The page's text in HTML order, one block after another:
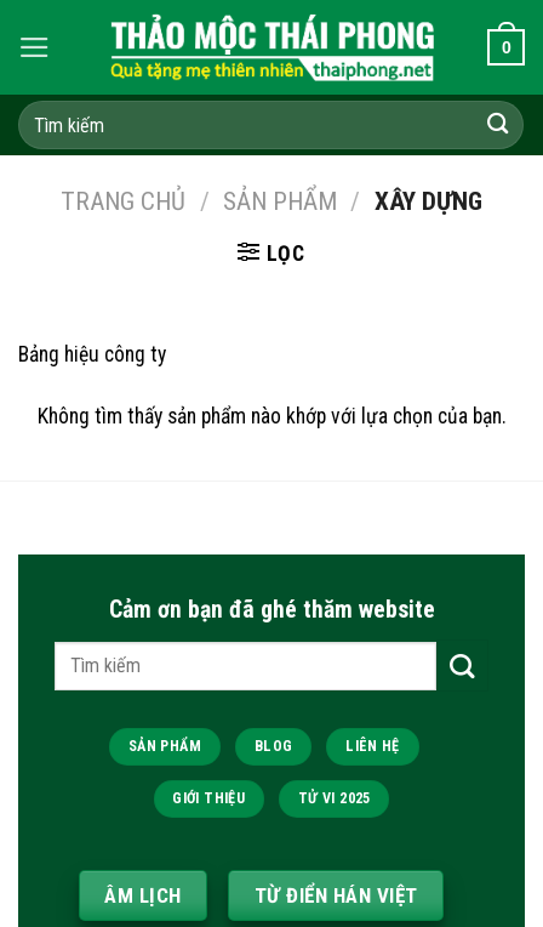
0
Tìm
kiếm:
TRANG CHỦ / SẢN PHẨM / XÂY DỰNG
LỌC
Bảng hiệu công ty
Không tìm thấy sản phẩm nào khớp với lựa chọn của bạn.
Cảm ơn bạn đã ghé thăm website
Tìm
kiếm:
SẢN PHẨM BLOG LIÊN HỆ
GIỚI THIỆU TỬ VI 2025
ÂM LỊCH TỪ ĐIỂN HÁN VIỆT